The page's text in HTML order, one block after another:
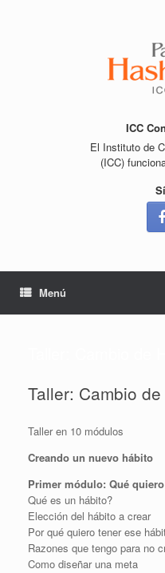
ICC
El Instituto de
(ICC)
Menú
Taller: Cambio
Taller en 10 módulos
Creando un nuevo hábito
Primer módulo: Qué quiero
Qué es un hábito?
Elección del hábito a crear
Por qué quiero tener ese
Razones que tengo para no
Como diseñar una meta